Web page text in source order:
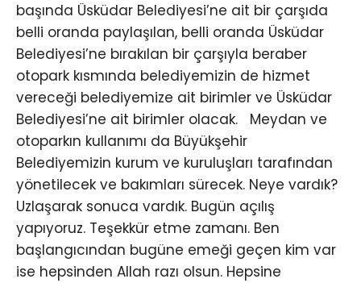
başında Üsküdar Belediyesi’ne ait bir çarşıda
belli oranda paylaşılan, belli oranda Üsküdar
Belediyesi’ne bırakılan bir çarşıyla beraber
otopark kısmında belediyemizin de hizmet
vereceği belediyemize ait birimler ve Üsküdar
Belediyesi’ne ait birimler olacak. Meydan ve
otoparkın kullanımı da Büyükşehir
Belediyemizin kurum ve kuruluşları tarafından
yönetilecek ve bakımları sürecek. Neye vardık?
Uzlaşarak sonuca vardık. Bugün açılış
yapıyoruz. Teşekkür etme zamanı. Ben
başlangıcından bugüne emeği geçen kim var
ise hepsinden Allah razı olsun. Hepsine